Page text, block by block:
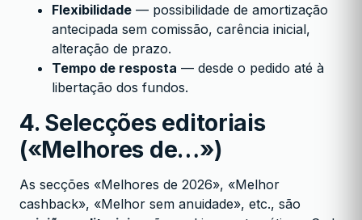
Flexibilidade — possibilidade de amortização
antecipada sem comissão, carência inicial,
alteração de prazo.
Tempo de resposta — desde o pedido até à
libertação dos fundos.
4. Selecções editoriais
(«Melhores de…»)
As secções «Melhores de 2026», «Melhor
cashback», «Melhor sem anuidade», etc., são